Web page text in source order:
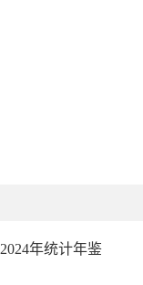
2024年统计年鉴